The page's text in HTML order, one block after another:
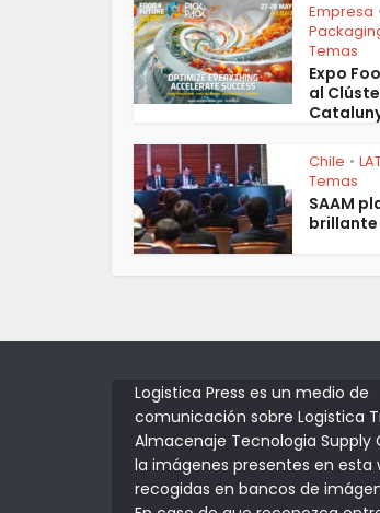
Empresa
Temas
Expo
al
Chile •
Temas
SAAM
brillante
Logistica Press es un medio de
comunicación sobre Logistica
Almacenaje Tecnologia Supply
la imágenes presentes en esta
recogidas en bancos de